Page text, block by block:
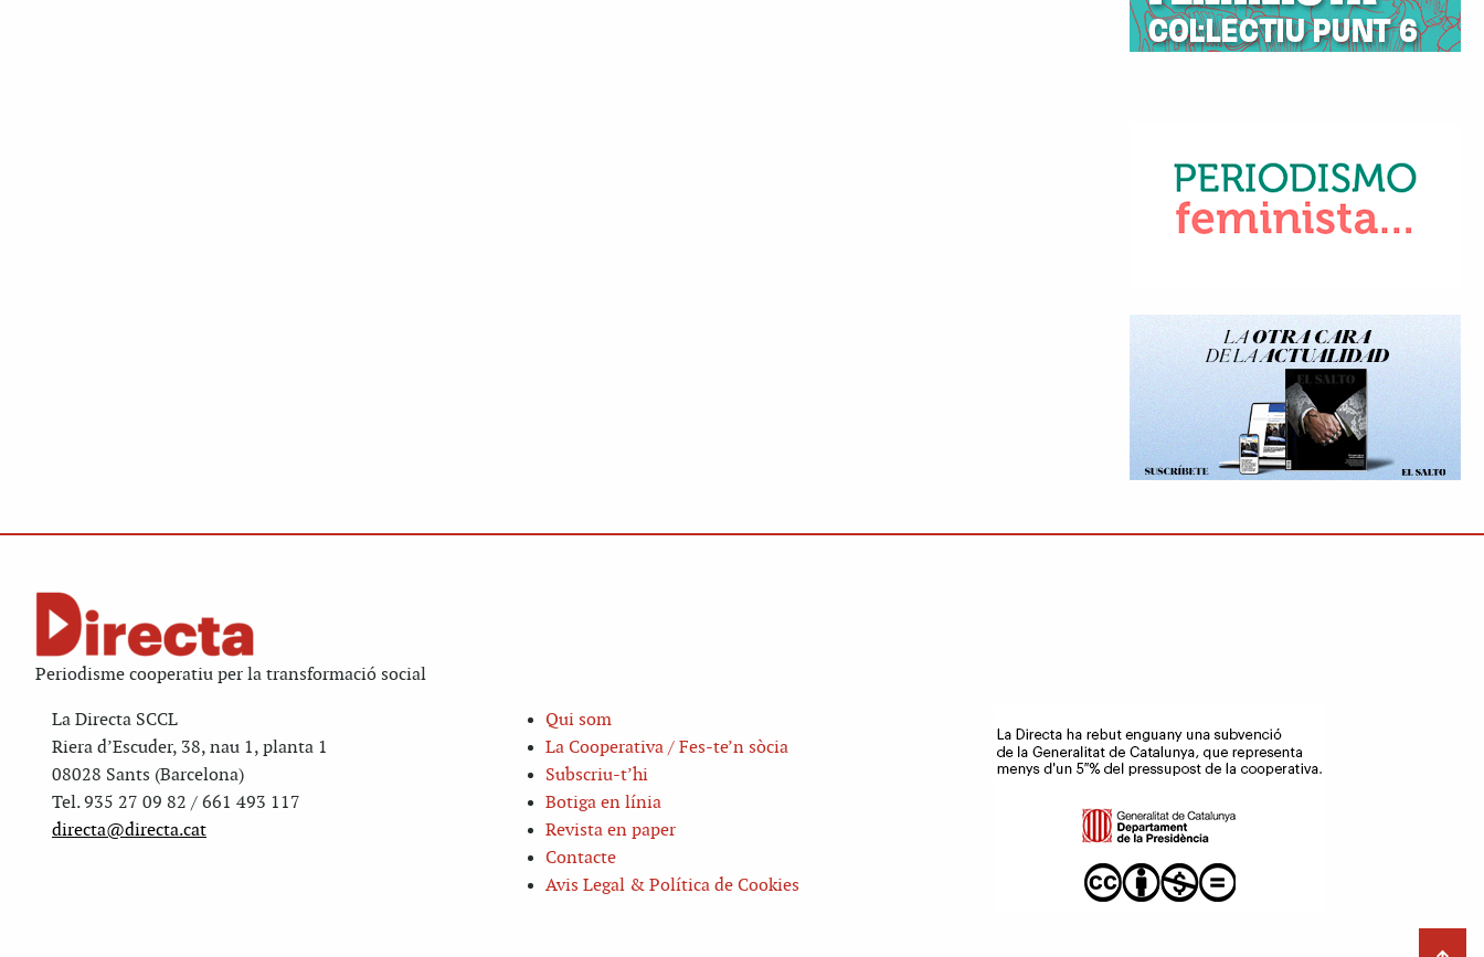
Periodisme cooperatiu per la transformació social
La Directa SCCL
Riera d’Escuder, 38, nau 1, planta 1
08028 Sants (Barcelona)
Tel. 935 27 09 82 / 661 493 117
directa@directa.cat
Qui som
La Cooperativa / Fes-te’n sòcia
Subscriu-t’hi
Botiga en línia
Revista en paper
Contacte
Avis Legal & Política de Cookies